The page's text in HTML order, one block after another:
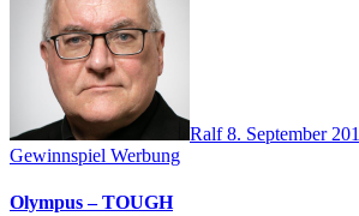
Ralf8. September
Gewinnspiel Werbung
Olympus – TOUGH